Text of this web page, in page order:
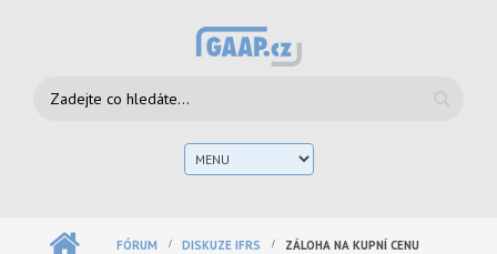
Vyhledávání
FÓRUM DISKUZE IFRS ZÁLOHA NA KUPNÍ CENU